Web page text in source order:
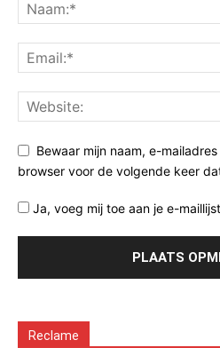
Bewaar mijn naam, e-
browser voor de volgende keer
Ja, voeg mij toe aan je e-
Reclame